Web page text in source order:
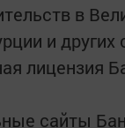
в
и других
лицензия
сайты